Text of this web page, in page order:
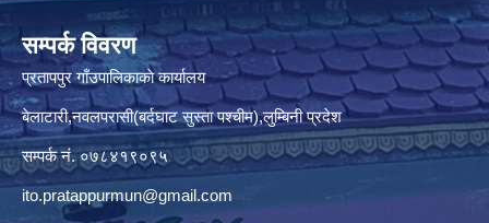
सम्पर्क विवरण
प्रतापपुर गाँउपालिकाकाे कार्यालय
बेलाटारी,नवलपरासी(बर्दघाट सुस्ता पश्चीम),लुम्बिनी प्रदेश
सम्पर्क नं. ०७८४१९०९५
ito.pratappurmun@gmail.com